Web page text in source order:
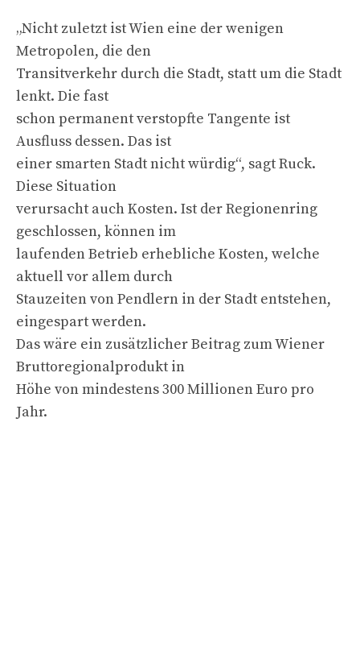
„Nicht zuletzt ist Wien eine der wenigen
Metropolen, die den
Transitverkehr durch die Stadt, statt um die Stadt
lenkt. Die fast
schon permanent verstopfte Tangente ist
Ausfluss dessen. Das ist
einer smarten Stadt nicht würdig“, sagt Ruck.
Diese Situation
verursacht auch Kosten. Ist der Regionenring
geschlossen, können im
laufenden Betrieb erhebliche Kosten, welche
aktuell vor allem durch
Stauzeiten von Pendlern in der Stadt entstehen,
eingespart werden.
Das wäre ein zusätzlicher Beitrag zum Wiener
Bruttoregionalprodukt in
Höhe von mindestens 300 Millionen Euro pro
Jahr.